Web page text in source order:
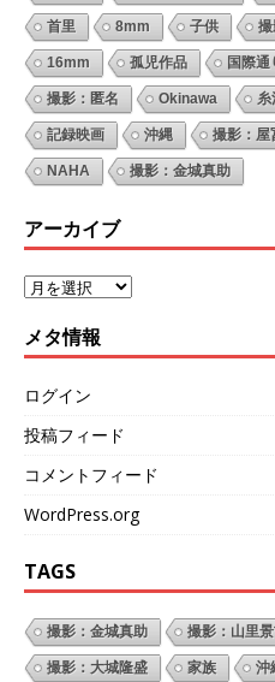
首里 8mm 子供
16mm 孤児作品 国際通
撮影：匿名 Okinawa 糸
記録映画 沖縄 撮影：屋
NAHA 撮影：金城真助
アーカイブ
メタ情報
ログイン
投稿フィード
コメントフィード
WordPress.org
TAGS
撮影：金城真助 撮影：山里
撮影：大城隆盛 家族 沖